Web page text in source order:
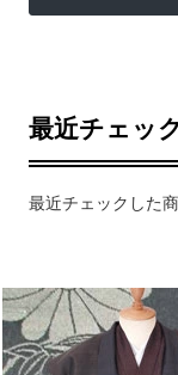
最近チェッ
最近チェックした